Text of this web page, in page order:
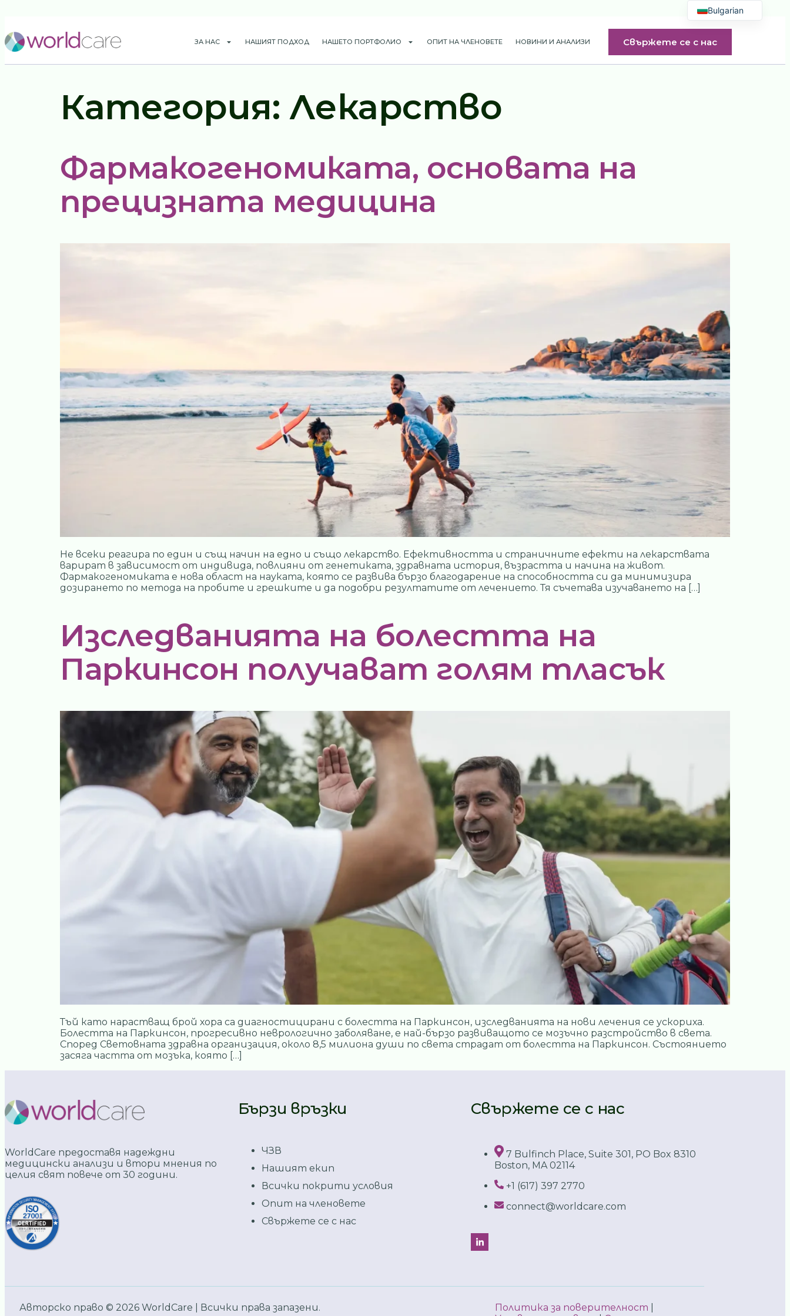
ЗА НАС НАШИЯТ ПОДХОД НАШЕТО ПОРТФОЛИО ОПИТ НА ЧЛЕНОВЕТЕ НОВИНИ И АНАЛИЗИ Свържете се с нас
Категория: Лекарство
Фармакогеномиката, основата на
прецизната медицина
Не всеки реагира по един и същ начин на едно и също лекарство. Ефективността и страничните ефекти на лекарствата
варират в зависимост от индивида, повлияни от генетиката, здравната история, възрастта и начина на живот.
Фармакогеномиката е нова област на науката, която се развива бързо благодарение на способността си да минимизира
дозирането по метода на пробите и грешките и да подобри резултатите от лечението. Тя съчетава изучаването на […]
Изследванията на болестта на
Паркинсон получават голям тласък
Тъй като нарастващ брой хора са диагностицирани с болестта на Паркинсон, изследванията на нови лечения се ускориха.
Болестта на Паркинсон, прогресивно неврологично заболяване, е най-бързо развиващото се мозъчно разстройство в света.
Според Световната здравна организация, около 8,5 милиона души по света страдат от болестта на Паркинсон. Състоянието
засяга частта от мозъка, която […]
WorldCare предоставя надеждни
медицински анализи и втори мнения по
целия свят повече от 30 години.
Бързи връзки
ЧЗВ
Нашият екип
Всички покрити условия
Опит на членовете
Свържете се с нас
Свържете се с нас
7 Bulfinch Place, Suite 301, PO Box 8310
Boston, MA 02114
+1 (617) 397 2770
connect@worldcare.com
Авторско право © 2026 WorldCare | Всички права запазени. Политика за поверителност
Bulgarian
English